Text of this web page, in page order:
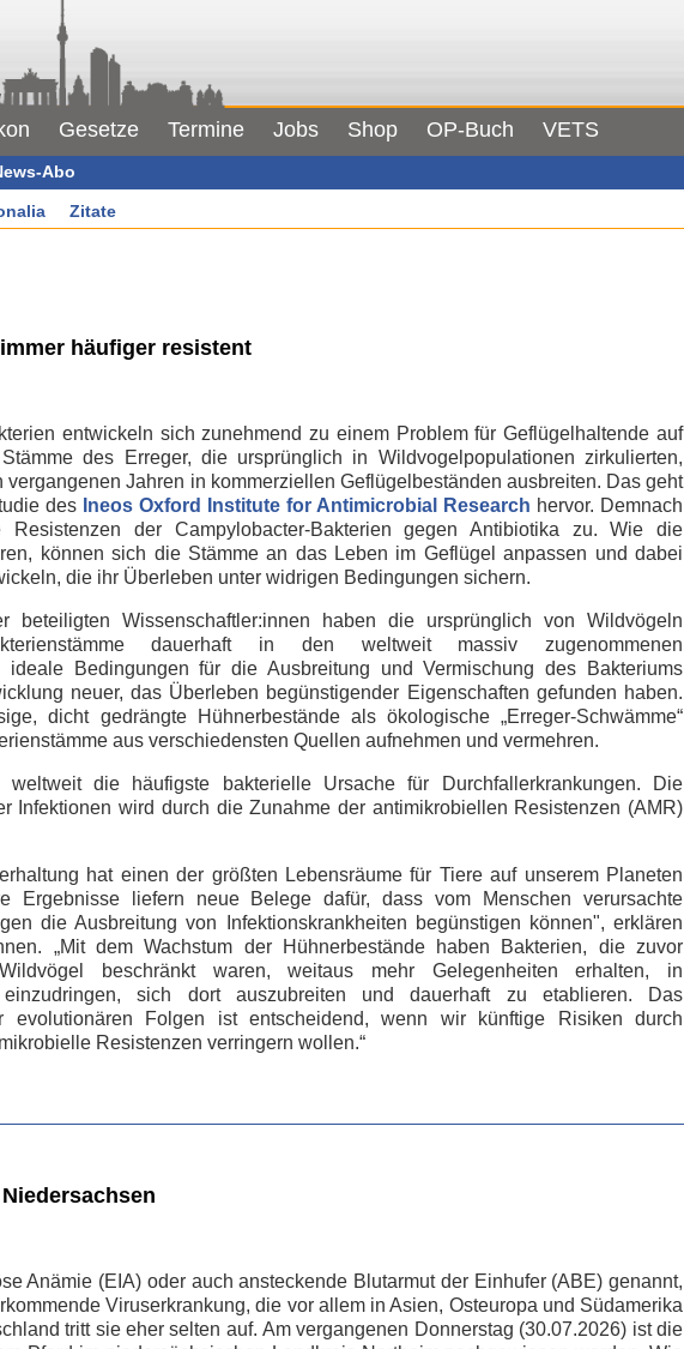
Gesetze Termine Jobs Shop OP-Buch VETS
Abo
Zitate
häufiger resistent
entwickeln sich zunehmend zu einem Problem für Geflügelhaltende auf
des Erreger, die ursprünglich in Wildvogelpopulationen zirkulierten,
vergangenen Jahren in kommerziellen Geflügelbeständen ausbreiten. Das geht
des Ineos Oxford Institute for Antimicrobial Research hervor. Demnach
Resistenzen der Campylobacter-Bakterien gegen Antibiotika zu. Wie die
können sich die Stämme an das Leben im Geflügel anpassen und dabei
die ihr Überleben unter widrigen Bedingungen sichern.
beteiligten Wissenschaftler:innen haben die ursprünglich von Wildvögeln
dauerhaft in den weltweit massiv zugenommenen
ideale Bedingungen für die Ausbreitung und Vermischung des Bakteriums
neuer, das Überleben begünstigender Eigenschaften gefunden haben.
dicht gedrängte Hühnerbestände als ökologische „Erreger-Schwämme“
aus verschiedensten Quellen aufnehmen und vermehren.
die häufigste bakterielle Ursache für Durchfallerkrankungen. Die
Infektionen wird durch die Zunahme der antimikrobiellen Resistenzen (AMR)
hat einen der größten Lebensräume für Tiere auf unserem Planeten
Ergebnisse liefern neue Belege dafür, dass vom Menschen verursachte
die Ausbreitung von Infektionskrankheiten begünstigen können", erklären
„Mit dem Wachstum der Hühnerbestände haben Bakterien, die zuvor
beschränkt waren, weitaus mehr Gelegenheiten erhalten, in
einzudringen, sich dort auszubreiten und dauerhaft zu etablieren. Das
evolutionären Folgen ist entscheidend, wenn wir künftige Risiken durch
Resistenzen verringern wollen.“
Anämie (EIA) oder auch ansteckende Blutarmut der Einhufer (ABE) genannt,
Viruserkrankung, die vor allem in Asien, Osteuropa und Südamerika
tritt sie eher selten auf. Am vergangenen Donnerstag (30.07.2026) ist die